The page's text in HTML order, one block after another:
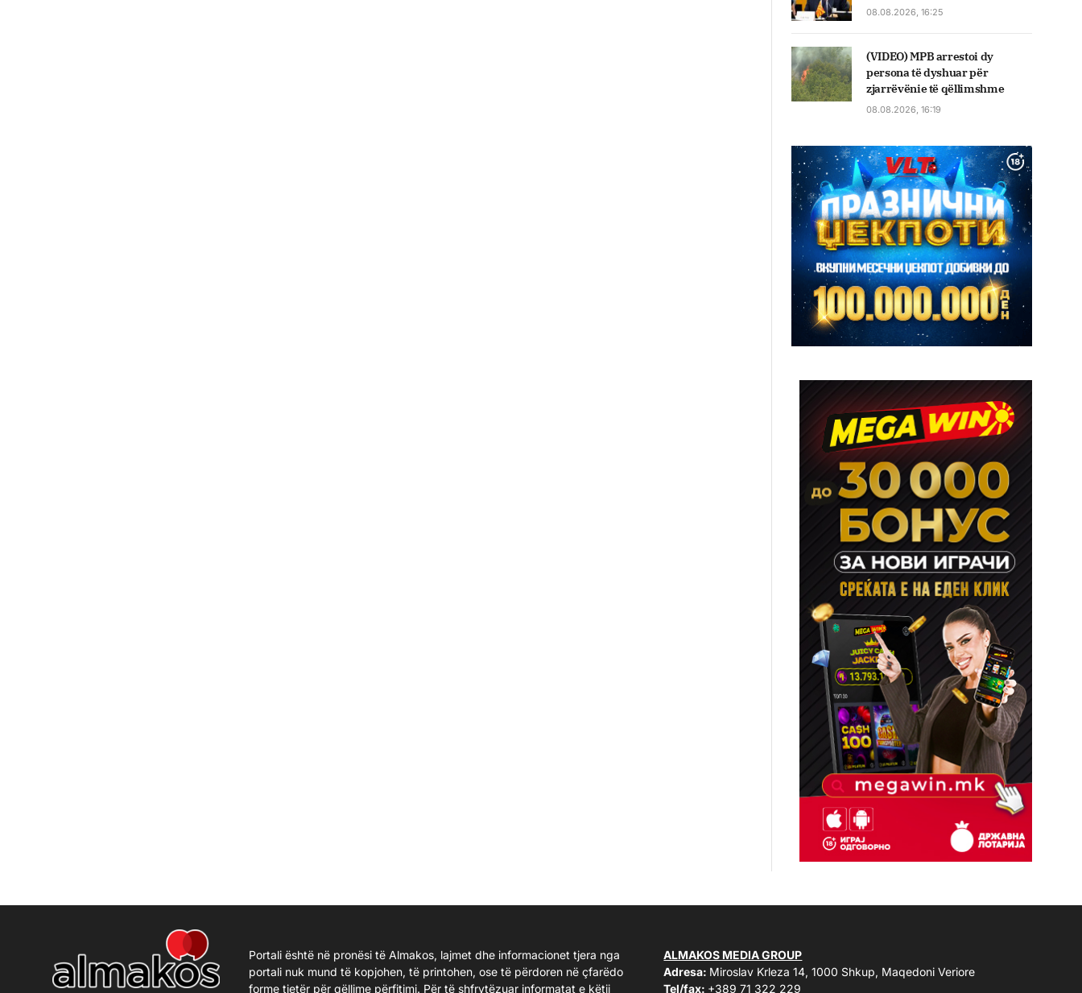
08.08.2026, 16:25
(VIDEO) MPB arrestoi dy
persona të dyshuar për
zjarrëvënie të qëllimshme
08.08.2026, 16:19
Portali është në pronësi të Almakos, lajmet dhe informacionet tjera nga
portali nuk mund të kopjohen, të printohen, ose të përdoren në çfarëdo
forme tjetër për qëllime përfitimi. Për të shfrytëzuar informatat e këtij
ALMAKOS MEDIA GROUP
Adresa: Miroslav Krleza 14, 1000 Shkup, Maqedoni Veriore
Tel/fax: +389 71 322 229